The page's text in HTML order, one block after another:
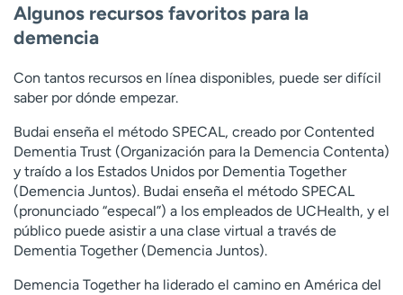
Algunos recursos favoritos para la
demencia
Con tantos recursos en línea disponibles, puede ser difícil
saber por dónde empezar.
Budai enseña el método SPECAL, creado por Contented
Dementia Trust (Organización para la Demencia Contenta)
y traído a los Estados Unidos por Dementia Together
(Demencia Juntos). Budai enseña el método SPECAL
(pronunciado “especal”) a los empleados de UCHealth, y el
público puede asistir a una clase virtual a través de
Dementia Together (Demencia Juntos).
Demencia Together ha liderado el camino en América del